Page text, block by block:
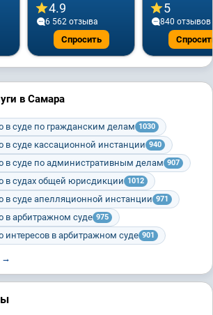
4.9
6 562 отзывa
Спросить
5
840 отзывов
в Самара
в суде по гражданским делам 1030
в суде кассационной инстанции 940
в суде по административным делам 907
в судах общей юрисдикции 1012
в суде апелляционной инстанции 971
в арбитражном суде 975
интересов в арбитражном суде 901
→